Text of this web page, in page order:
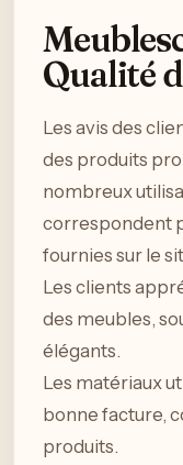
Qualité
Les avis des
des produits
nombreux
correspondent
fournies sur le
Les clients
des meubles,
élégants.
Les matériaux
bonne facture,
produits.